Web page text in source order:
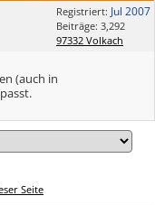
Registriert: Jul 2007
Beiträge: 3,292
97332 Volkach
(auch in
Seite